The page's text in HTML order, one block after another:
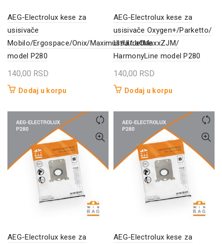
AEG-Electrolux kese za
usisivače
Mobilo/Ergospace/Onix/Maximus/UltraOne
model P280
140,00 RSD
Dodaj u korpu
AEG-Electrolux kese za
usisivače Oxygen+/Parketto/
Ultra/JetMaxxZJM/
HarmonyLine model P280
140,00 RSD
Dodaj u korpu
AEG-Electrolux kese za
AEG-Electrolux kese za